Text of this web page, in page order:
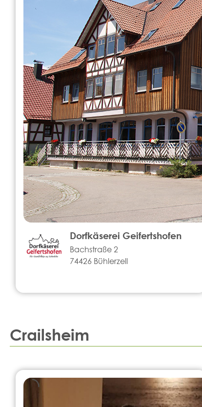
Dorfkäserei Geifertshofen
Bachstraße 2
74426 Bühlerzell
Crailsheim